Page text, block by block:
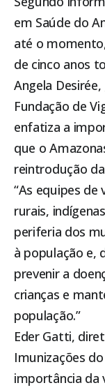
em Saúde do
até o
de cinco anos
Angela
Fundação de
enfatiza a
que o
reintrodução
“As equipes de
rurais,
periferia dos
à população e,
prevenir a
crianças e
população.”
Eder Gatti,
Imunizações
importância da